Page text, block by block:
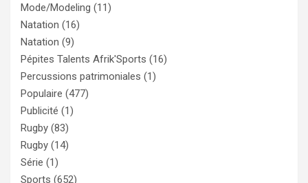
Mode/Modeling (11)
Natation (16)
Natation (9)
Pépites Talents Afrik'Sports (16)
Percussions patrimoniales (1)
Populaire (477)
Publicité (1)
Rugby (83)
Rugby (14)
Série (1)
Sports (652)